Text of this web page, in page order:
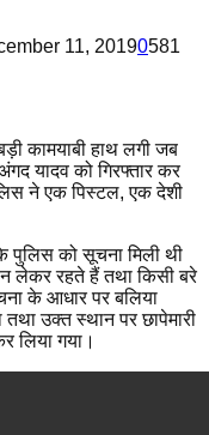
11, 20190581
कामयाबी हाथ लगी जब
यादव को गिरफ्तार कर
ने एक पिस्टल, एक देशी
पुलिस को सूचना मिली थी
लेकर रहते हैं तथा किसी बरे
के आधार पर बलिया
उक्त स्थान पर छापेमारी
लिया गया।